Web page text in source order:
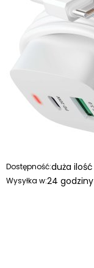
Dostępność:duża ilość
Wysyłka w:24 godziny